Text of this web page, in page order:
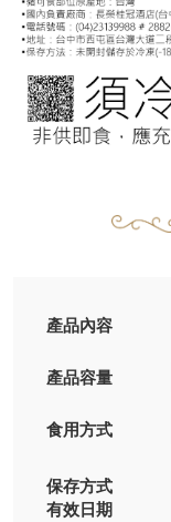
產品內容
產品容量
食用方式
保存方式
有效日期